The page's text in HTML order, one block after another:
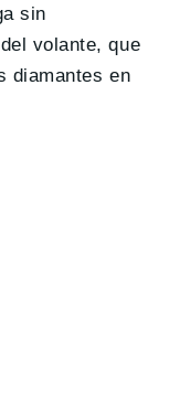
sin
volante, que
diamantes en